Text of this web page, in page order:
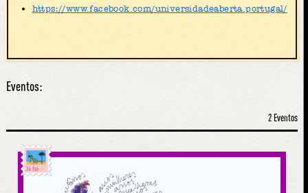
https://www.facebook.com/universidadeaberta.portugal/
Eventos:
2 Eventos
Já foi